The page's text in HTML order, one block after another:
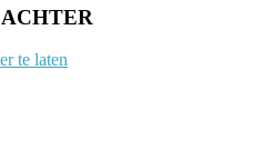
te laten